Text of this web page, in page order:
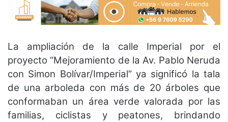
La ampliación de la calle Imperial por el
proyecto “Mejoramiento de la Av. Pablo Neruda
con Simon Bolívar/Imperial” ya significó la tala
de una arboleda con más de 20 árboles que
conformaban un área verde valorada por las
familias, ciclistas y peatones, brindando